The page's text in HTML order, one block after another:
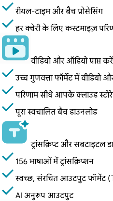
रीयल-टाइम और बैच प्रोसेसिंग
हर क्वेरी के लिए कस्टमाइज़
वीडियो और ऑडियो प्राप्त करें
उच्च गुणवत्ता फॉर्मेट में वीडियो
परिणाम सीधे आपके क्लाउड
पूरा स्वचालित बैच डाउनलोड
ट्रांसक्रिप्ट और सबटाइटल
156 भाषाओं में ट्रांसक्रिप्शन
स्वच्छ, संरचित आउटपुट फॉर्मेट
AI अनुरूप आउटपुट